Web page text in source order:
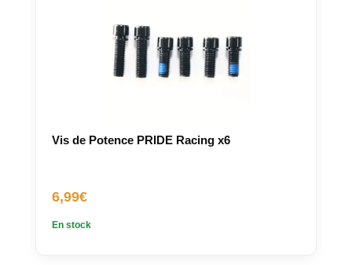
Vis de Potence PRIDE Racing x6
6,99€
En stock